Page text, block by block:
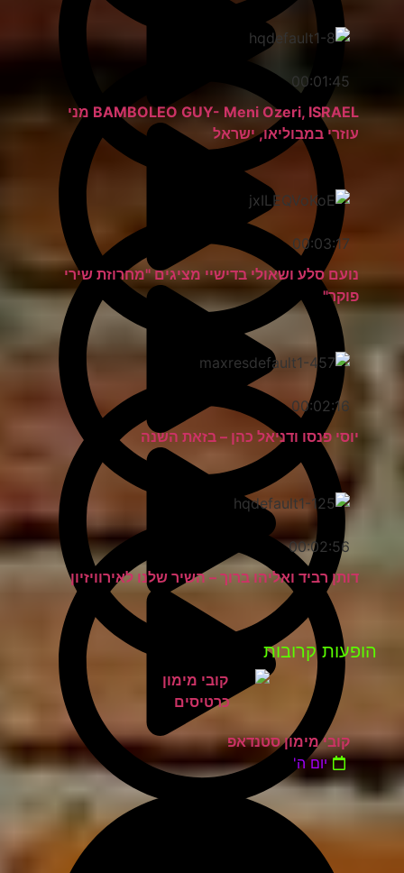
00:01:45
BAMBOLEO GUY- Meni Ozeri, ISRAEL מני
עוזרי במבוליאו, ישראל
00:03:17
נועם סלע ושאולי בדישיי מציגים "מחרוזת שירי
00:02:16
יוסי פנסו ודניאל כהן – בזאת השנה
00:02:56
דותן רביד ואליהו ברוך – השיר שלנו לאירוויזיון
קרובות
קובי מימון סטנדאפ
יום ה'